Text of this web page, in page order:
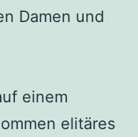
Damen und
einem
elitäres